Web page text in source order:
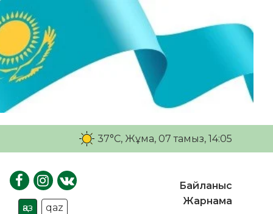
37°C, Жұма, 07 тамыз, 14:05
қаз qaz
Байланыс
Жарнама